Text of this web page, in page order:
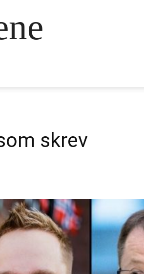
skrev